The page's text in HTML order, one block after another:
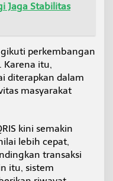
Jaga Stabilitas
perkembangan
Karena itu,
diterapkan dalam
masyarakat
kini semakin
lebih cepat,
transaksi
itu, sistem